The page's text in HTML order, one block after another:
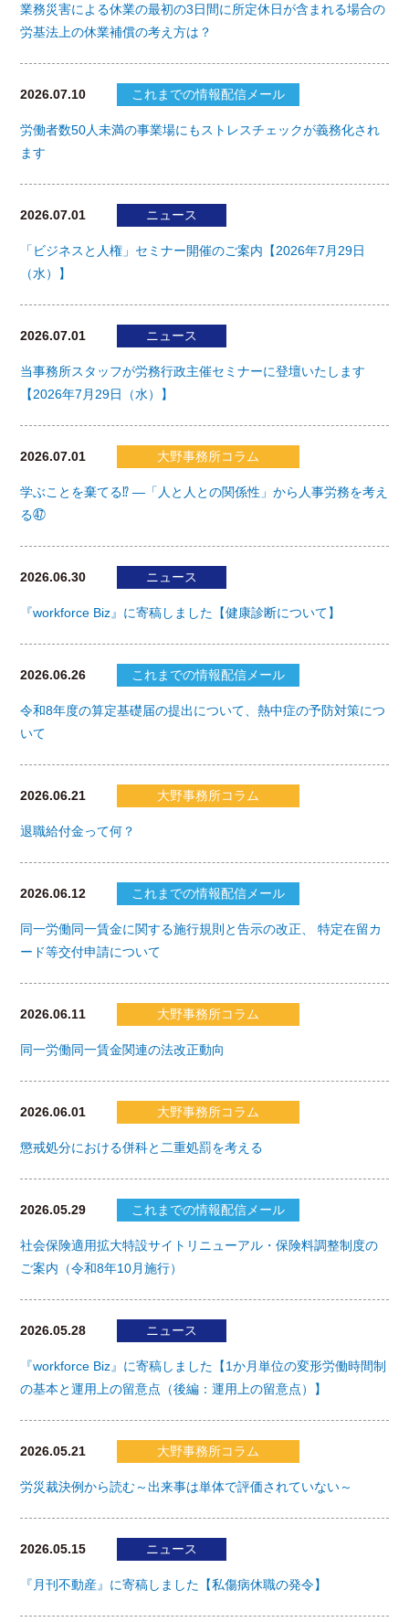
業務災害による休業の最初の3日間に所定休日が含まれる場合の
労基法上の休業補償の考え方は？
2026.07.10 これまでの情報配信メール
労働者数50人未満の事業場にもストレスチェックが義務化され
ます
2026.07.01 ニュース
「ビジネスと人権」セミナー開催のご案内【2026年7月29日
（水）】
2026.07.01 ニュース
当事務所スタッフが労務行政主催セミナーに登壇いたします
【2026年7月29日（水）】
2026.07.01 大野事務所コラム
学ぶことを棄てる⁉ ―「人と人との関係性」から人事労務を考え
る㊼
2026.06.30 ニュース
『workforce Biz』に寄稿しました【健康診断について】
2026.06.26 これまでの情報配信メール
令和8年度の算定基礎届の提出について、熱中症の予防対策につ
いて
2026.06.21 大野事務所コラム
退職給付金って何？
2026.06.12 これまでの情報配信メール
同一労働同一賃金に関する施行規則と告示の改正、 特定在留カ
ード等交付申請について
2026.06.11 大野事務所コラム
同一労働同一賃金関連の法改正動向
2026.06.01 大野事務所コラム
懲戒処分における併科と二重処罰を考える
2026.05.29 これまでの情報配信メール
社会保険適用拡大特設サイトリニューアル・保険料調整制度の
ご案内（令和8年10月施行）
2026.05.28 ニュース
『workforce Biz』に寄稿しました【1か月単位の変形労働時間制
の基本と運用上の留意点（後編：運用上の留意点）】
2026.05.21 大野事務所コラム
労災裁決例から読む～出来事は単体で評価されていない～
2026.05.15 ニュース
『月刊不動産』に寄稿しました【私傷病休職の発令】